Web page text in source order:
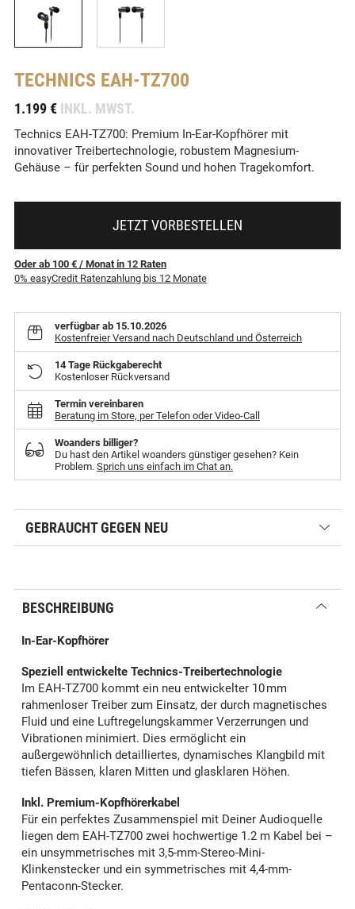
TECHNICS EAH-TZ700
1.199 € INKL. MWST.
Technics EAH-TZ700: Premium In-Ear-Kopfhörer mit
innovativer Treibertechnologie, robustem Magnesium-
Gehäuse – für perfekten Sound und hohen Tragekomfort.
JETZT VORBESTELLEN
Oder ab 100 € / Monatin 12 Raten
0% easyCredit Ratenzahlung bis 12 Monate
verfügbar ab 15.10.2026
Kostenfreier Versand nach Deutschland und Österreich
14 Tage Rückgaberecht
Kostenloser Rückversand
Termin vereinbaren
Beratung im Store, per Telefon oder Video-Call
Woanders billiger?
Du hast den Artikel woanders günstiger gesehen? Kein
Problem. Sprich uns einfach im Chat an.
GEBRAUCHT GEGEN NEU
BESCHREIBUNG
In-Ear-Kopfhörer
Speziell entwickelte Technics-Treibertechnologie
Im EAH-TZ700 kommt ein neu entwickelter 10 mm
rahmenloser Treiber zum Einsatz, der durch magnetisches
Fluid und eine Luftregelungskammer Verzerrungen und
Vibrationen minimiert. Dies ermöglicht ein
außergewöhnlich detailliertes, dynamisches Klangbild mit
tiefen Bässen, klaren Mitten und glasklaren Höhen.
Inkl. Premium-Kopfhörerkabel
Für ein perfektes Zusammenspiel mit Deiner Audioquelle
liegen dem EAH-TZ700 zwei hochwertige 1.2 m Kabel bei –
ein unsymmetrisches mit 3,5-mm-Stereo-Mini-
Klinkenstecker und ein symmetrisches mit 4,4-mm-
Pentaconn-Stecker.